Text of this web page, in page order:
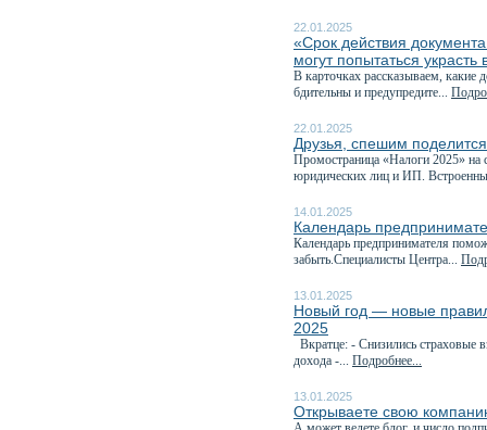
22.01.2025
«Срок действия
могут попытаться
В карточках рассказываем, какие
бдительны и предупредите...
22.01.2025
Друзья, спешим
Промостраница «Налоги 2025» на
юридических лиц и ИП.
14.01.2025
Календарь
Календарь предпринимателя
забыть.Специалисты Центра...
13.01.2025
Новый год — новые
2025
Вкратце: - Снизились страховые
дохода -... Подробнее...
13.01.2025
Открываете свою